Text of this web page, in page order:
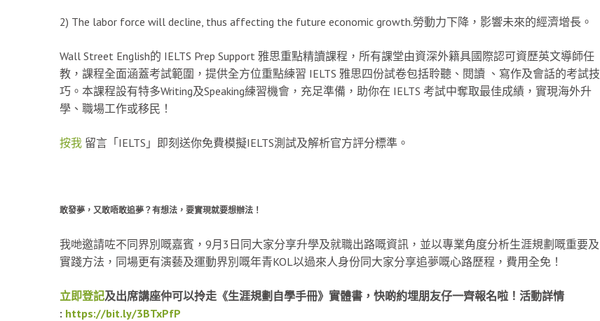
2) The labor force will decline, thus affecting the future economic growth.勞動力下降，影響未來的經濟增長。
Wall Street English的 IELTS Prep Support 雅思重點精讀課程，所有課堂由資深外籍具國際認可資歷英文導師任
教，課程全面涵蓋考試範圍，提供全方位重點練習 IELTS 雅思四份試卷包括聆聽、閱讀 、寫作及會話的考試技
巧。本課程設有特多Writing及Speaking練習機會，充足準備，助你在 IELTS 考試中奪取最佳成績，實現海外升
學、職場工作或移民！
按我留言「IELTS」即刻送你免費模擬IELTS測試及解析官方評分標準。
敢發夢，又敢唔敢追夢？有想法，要實現就要想辦法！
我哋邀請咗不同界別嘅嘉賓，9月3日同大家分享升學及就職出路嘅資訊，並以專業角度分析生涯規劃嘅重要及
實踐方法，同場更有演藝及運動界別嘅年青KOL以過來人身份同大家分享追夢嘅心路歷程，費用全免！
立即登記及出席講座仲可以拎走《生涯規劃自學手冊》實體書，快啲約埋朋友仔一齊報名啦！活動詳情
: https://bit.ly/3BTxPfP